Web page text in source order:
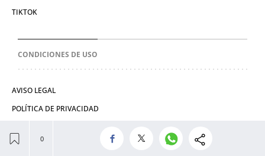
TIKTOK
CONDICIONES DE USO
AVISO LEGAL
POLÍTICA DE PRIVACIDAD
POLÍTICA DE COOKIES